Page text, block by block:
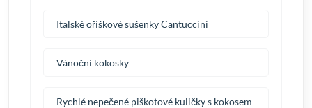
Italské oříškové sušenky Cantuccini
Vánoční kokosky
Rychlé nepečené piškotové kuličky s kokosem